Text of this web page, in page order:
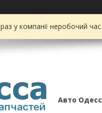
у компанії неробочий
Авто